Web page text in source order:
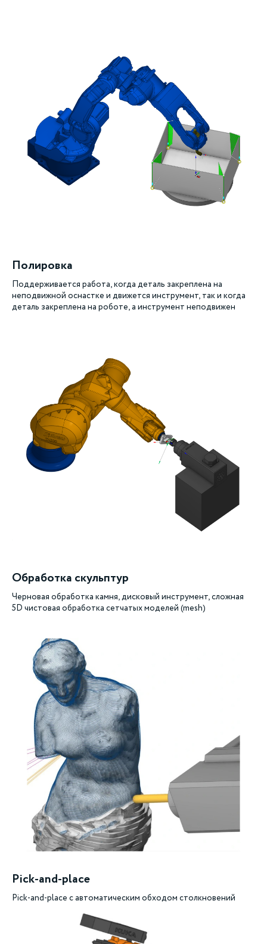
Полировка
Поддерживается работа, когда деталь закреплена на
неподвижной оснастке и движется инструмент, так и когда
деталь закреплена на роботе, а инструмент неподвижен
Обработка скульптур
Черновая обработка камня, дисковый инструмент, сложная
5D чистовая обработка сетчатых моделей (mesh)
Pick-and-place
Pick-and-place с автоматическим обходом столкновений